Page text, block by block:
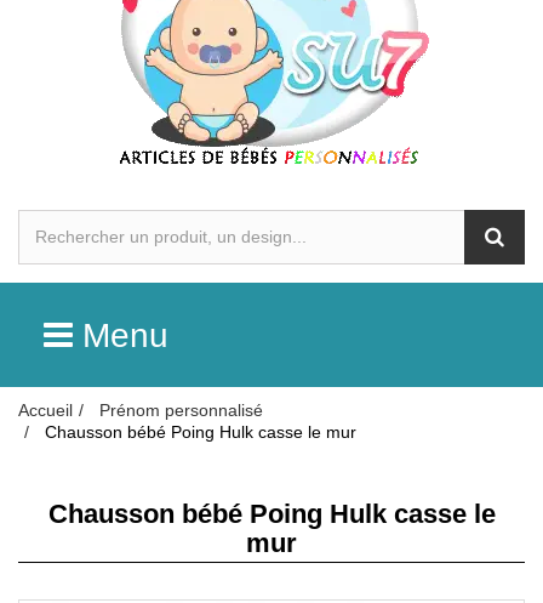
Menu
Accueil
Prénom personnalisé
Chausson bébé Poing Hulk casse le mur
Chausson bébé Poing Hulk casse le
mur